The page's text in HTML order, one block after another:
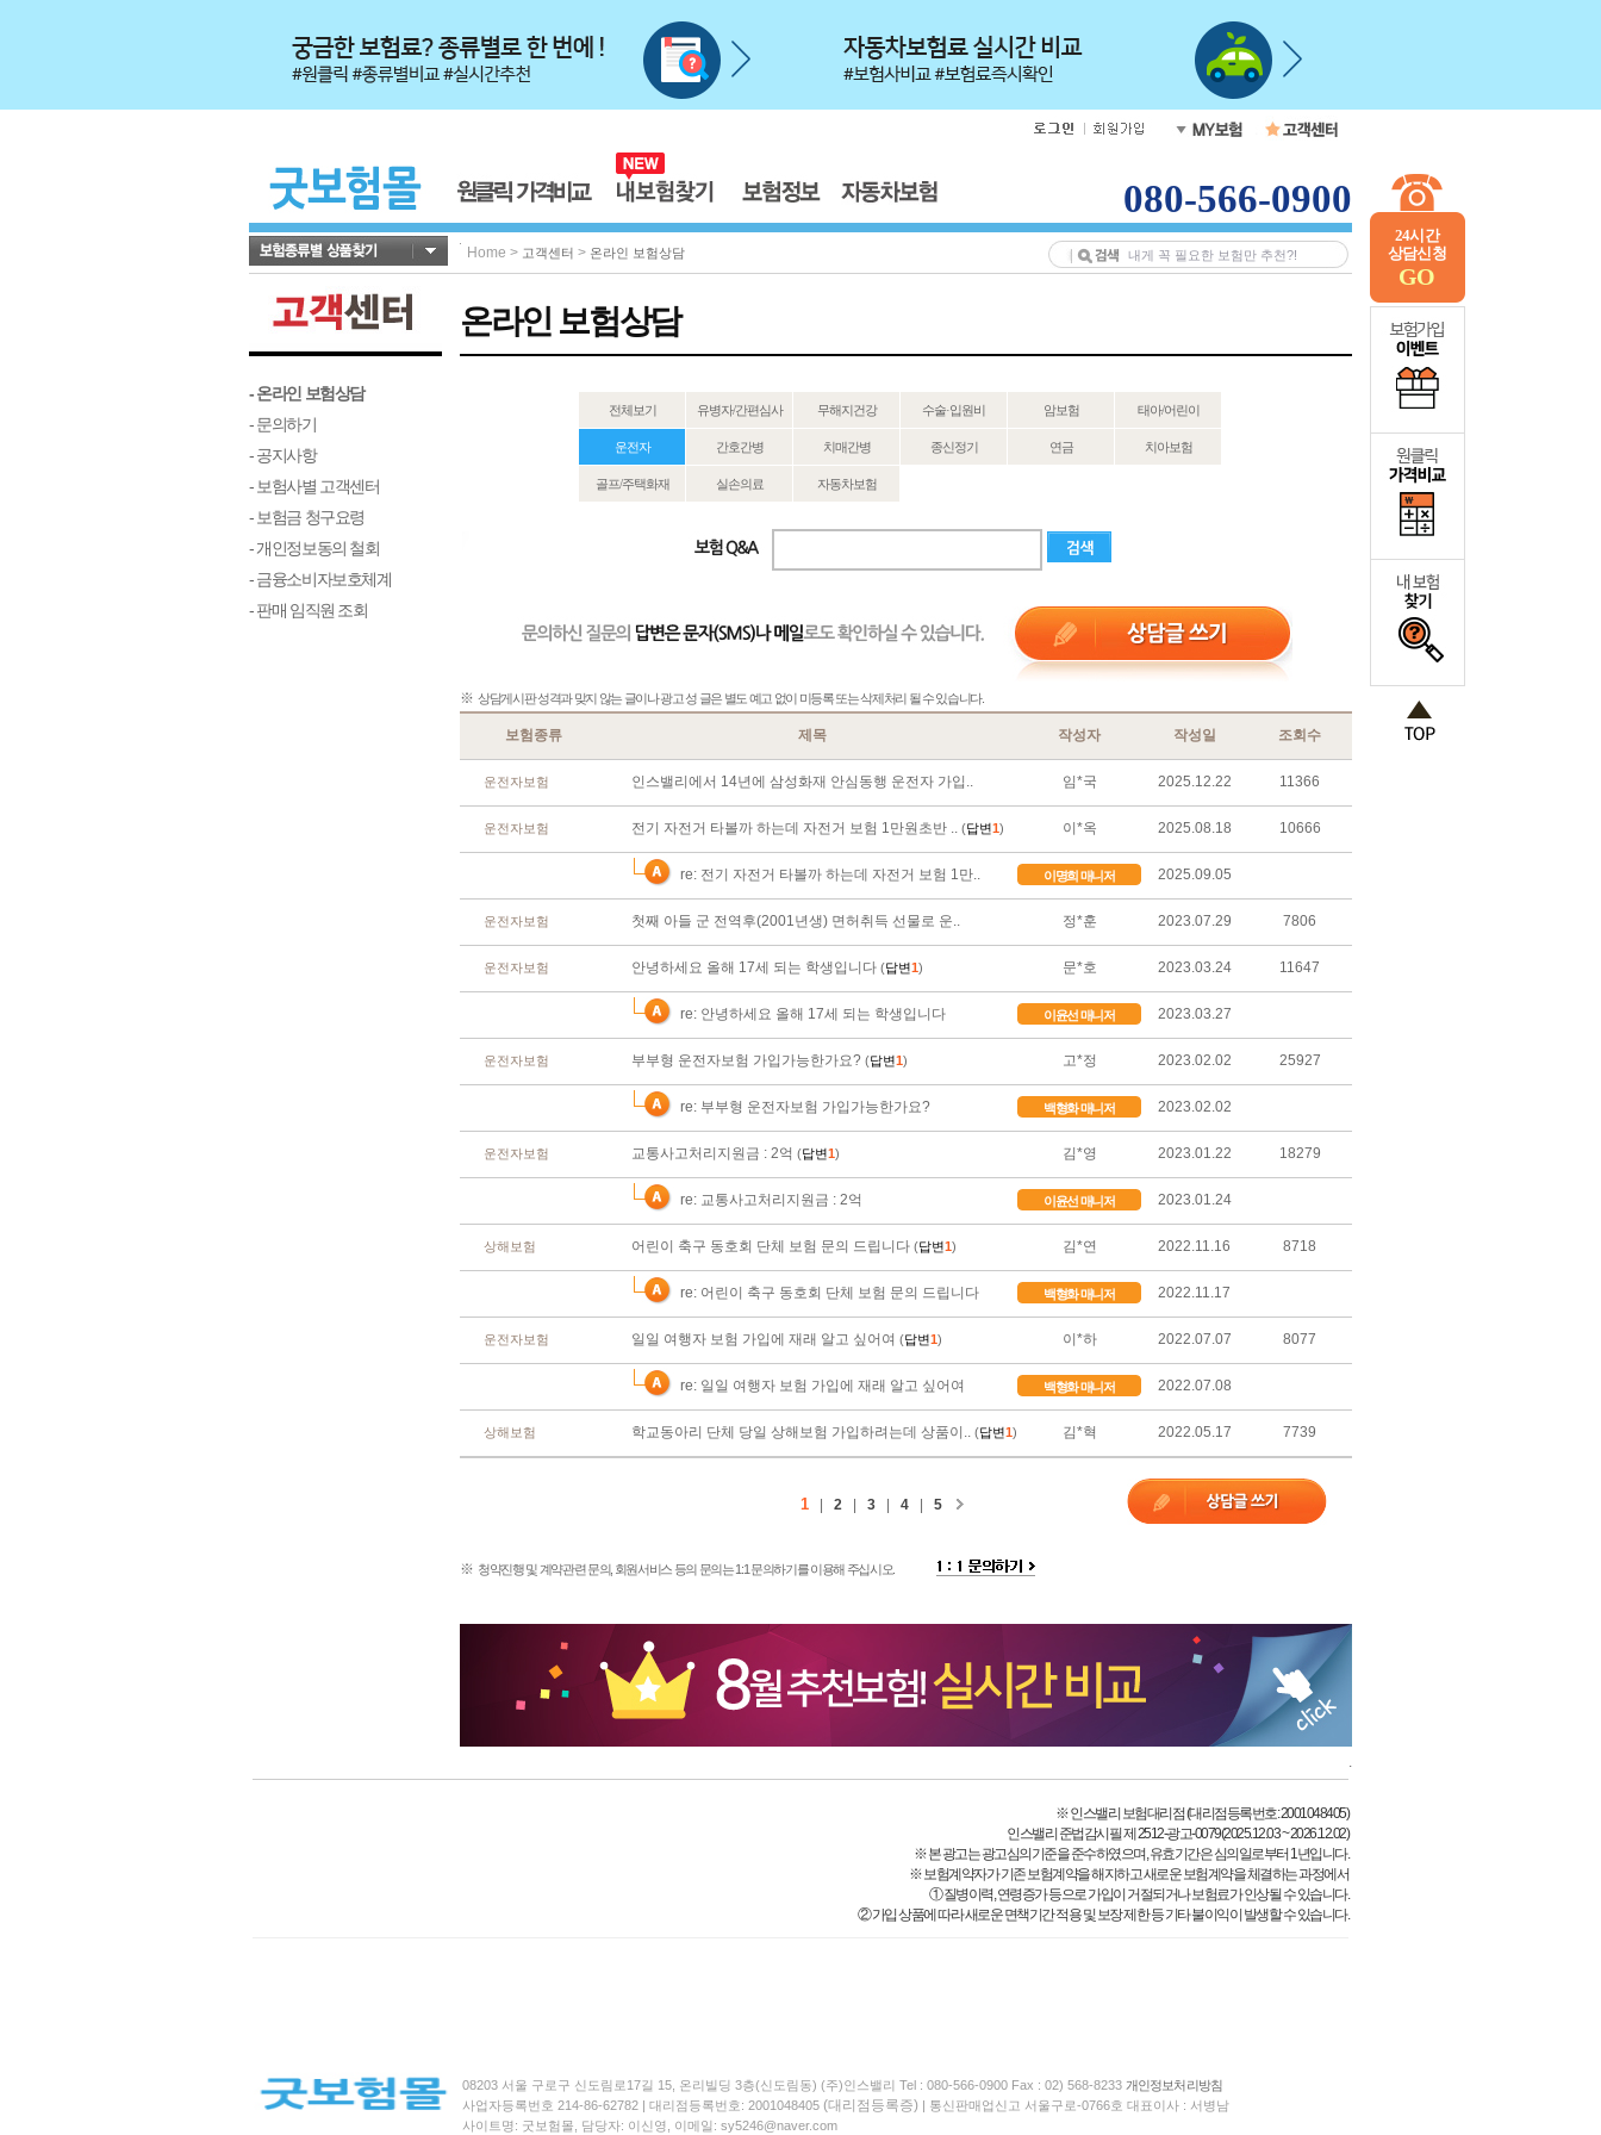
24시간
상담신청
GO
080-566-0900
Home > 고객센터 > 온라인 보험상담
- 온라인 보험상담
- 문의하기
- 공지사항
- 보험사별 고객센터
- 보험금 청구요령
- 개인정보동의 철회
- 금융소비자보호체계
- 판매 임직원 조회
온라인 보험상담
전체보기 유병자/간편심사 무해지건강 수술·입원비 암보험 태아/어린이
운전자 간호간병 치매간병 종신정기 연금 치아보험
골프/주택화재 실손의료 자동차보험
※ 상담게시판 성격과 맞지 않는 글이나 광고 성 글은 별도 예고 없이 미등록 또는 삭제처리 될 수 있습니다.
보험종류 제목 작성자 작성일 조회수
운전자보험 인스밸리에서 14년에 삼성화재 안심동행 운전자 가입.. 임*국 2025.12.22 11366
운전자보험 전기 자전거 타볼까 하는데 자전거 보험 1만원초반 .. (답변1) 이*옥 2025.08.18 10666
re: 전기 자전거 타볼까 하는데 자전거 보험 1만.. 이명희 매니저 2025.09.05
운전자보험 첫째 아들 군 전역후(2001년생) 면허취득 선물로 운.. 정*훈 2023.07.29 7806
운전자보험 안녕하세요 올해 17세 되는 학생입니다 (답변1) 문*호 2023.03.24 11647
re: 안녕하세요 올해 17세 되는 학생입니다 이윤선 매니저 2023.03.27
운전자보험 부부형 운전자보험 가입가능한가요? (답변1) 고*정 2023.02.02 25927
re: 부부형 운전자보험 가입가능한가요? 백형화 매니저 2023.02.02
운전자보험 교통사고처리지원금 : 2억 (답변1) 김*영 2023.01.22 18279
re: 교통사고처리지원금 : 2억 이윤선 매니저 2023.01.24
상해보험 어린이 축구 동호회 단체 보험 문의 드립니다 (답변1) 김*연 2022.11.16 8718
re: 어린이 축구 동호회 단체 보험 문의 드립니다 백형화 매니저 2022.11.17
운전자보험 일일 여행자 보험 가입에 재래 알고 싶어여 (답변1) 이*하 2022.07.07 8077
re: 일일 여행자 보험 가입에 재래 알고 싶어여 백형화 매니저 2022.07.08
상해보험 학교동아리 단체 당일 상해보험 가입하려는데 상품이.. (답변1) 김*혁 2022.05.17 7739
1| 2| 3| 4| 5
※ 청약진행 및 계약관련 문의, 회원서비스 등의 문의는 1:1 문의하기를 이용해 주십시오.
.
※ 인스밸리 보험대리점 (대리점등록번호: 2001048405)
인스밸리 준법감시필 제 2512-광고-0079(2025.12.03 ~ 2026.12.02)
※ 본 광고는 광고심의기준을 준수하였으며, 유효기간은 심의일로부터 1년입니다.
※ 보험계약자가 기존 보험계약을 해지하고 새로운 보험계약을 체결하는 과정에서
① 질병이력, 연령증가 등으로 가입이 거절되거나 보험료가 인상될 수 있습니다.
② 가입 상품에 따라 새로운 면책기간 적용 및 보장 제한 등 기타 불이익이 발생할 수 있습니다.
08203 서울 구로구 신도림로17길 15, 온리빌딩 3층(신도림동) (주)인스밸리 Tel : 080-566-0900 Fax : 02) 568-8233 개인정보처리방침
사업자등록번호 214-86-62782 | 대리점등록번호: 2001048405 (대리점등록증) | 통신판매업신고 서울구로-0766호 대표이사 : 서병남
사이트명: 굿보험몰, 담당자: 이신영, 이메일: sy5246@naver.com